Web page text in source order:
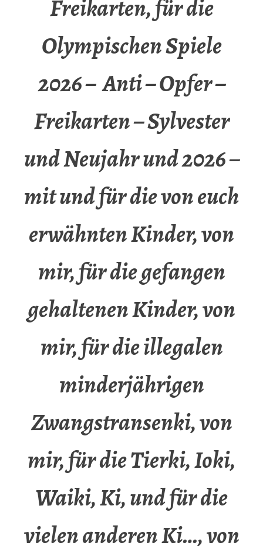
Freikarten, für die
Olympischen Spiele
2026 – Anti – Opfer –
Freikarten – Sylvester
und Neujahr und 2026 –
mit und für die von euch
erwähnten Kinder, von
mir, für die gefangen
gehaltenen Kinder, von
mir, für die illegalen
minderjährigen
Zwangstransenki, von
mir, für die Tierki, Ioki,
Waiki, Ki, und für die
vielen anderen Ki…, von